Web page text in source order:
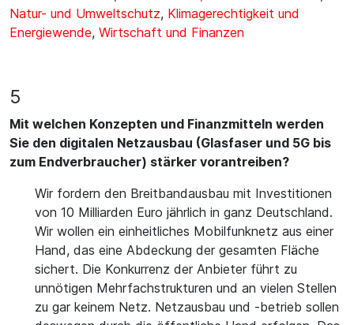
Natur- und Umweltschutz, Klimagerechtigkeit und
Energiewende, Wirtschaft und Finanzen
5
Mit welchen Konzepten und Finanzmitteln werden
Sie den digitalen Netzausbau (Glasfaser und 5G bis
zum Endverbraucher) stärker vorantreiben?
Wir fordern den Breitbandausbau mit Investitionen
von 10 Milliarden Euro jährlich in ganz Deutschland.
Wir wollen ein einheitliches Mobilfunknetz aus einer
Hand, das eine Abdeckung der gesamten Fläche
sichert. Die Konkurrenz der Anbieter führt zu
unnötigen Mehrfachstrukturen und an vielen Stellen
zu gar keinem Netz. Netzausbau und -betrieb sollen